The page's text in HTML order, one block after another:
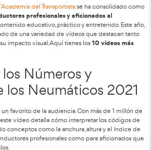
de AT Academia del Transportistase ha
conductores profesionales y
contenido educativo, práctico y
de una variedad de vídeos que
por su impacto visual. Aquí tienes los